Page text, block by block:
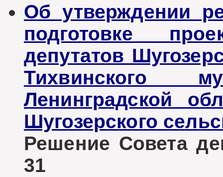
Об утверждении
подготовке
депутатов
Тихвинского
Ленинградской
Шугозерского
Решение Совета
31